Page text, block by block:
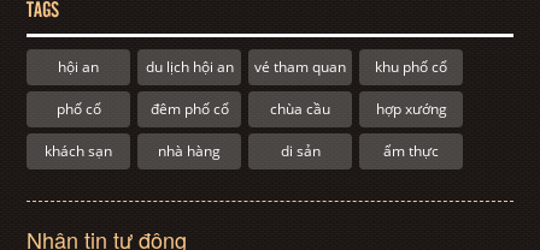
TAGS
hội an du lịch hội an vé tham quan khu phố cổ
phố cổ đêm phố cổ chùa cầu hợp xướng
khách sạn nhà hàng di sản ẩm thực
Nhận tin tự động